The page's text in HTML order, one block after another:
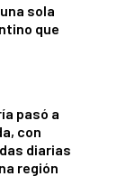
sola
que
pasó a
con
diarias
región